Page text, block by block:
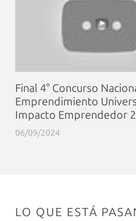
Final 4° Concurso
Emprendimiento
Impacto Emprendedor
06/09/2024
LO QUE ESTÁ